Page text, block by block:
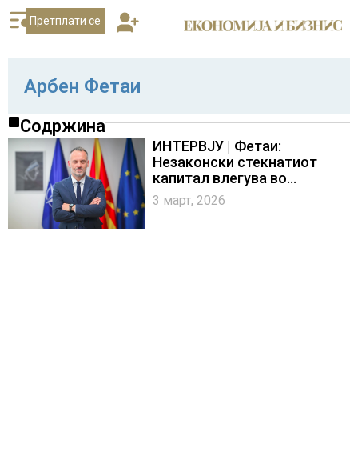
Претплати се
Арбен Фетаи
Содржина
ИНТЕРВЈУ | Фетаи:
Незаконски стекнатиот
капитал влегува во
легалните текови и ги
нарушува условите за фер
3 март, 2026